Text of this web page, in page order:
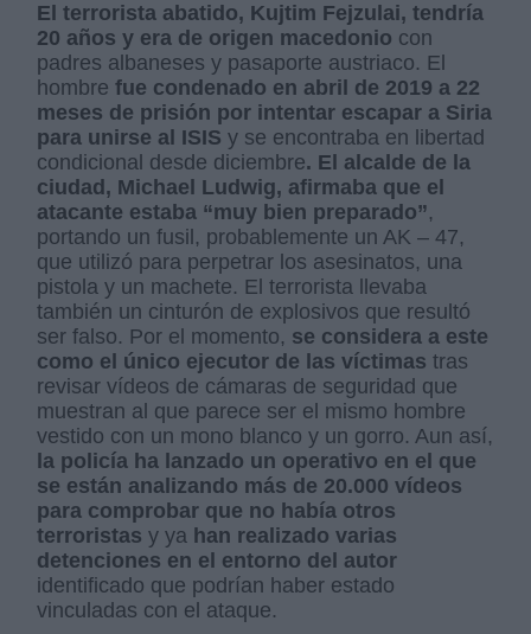
El terrorista abatido, Kujtim Fejzulai, tendría
20 años y era de origen macedonio con
padres albaneses y pasaporte austriaco. El
hombrefue condenado en abril de 2019 a 22
meses de prisión por intentar escapar a Siria
para unirse al ISIS y se encontraba en libertad
condicional desde diciembre. El alcalde de la
ciudad, Michael Ludwig, afirmaba que el
atacante estaba “muy bien preparado”,
portando un fusil, probablemente un AK – 47,
que utilizó para perpetrar los asesinatos, una
pistola y un machete. El terrorista llevaba
también un cinturón de explosivos que resultó
ser falso. Por el momento, se considera a este
como el único ejecutor de las víctimas tras
revisar vídeos de cámaras de seguridad que
muestran al que parece ser el mismo hombre
vestido con un mono blanco y un gorro. Aun así,
la policía ha lanzado un operativo en el que
se están analizando más de 20.000 vídeos
para comprobar que no había otros
terroristas y ya han realizado varias
detenciones en el entorno del autor
identificado que podrían haber estado
vinculadas con el ataque.